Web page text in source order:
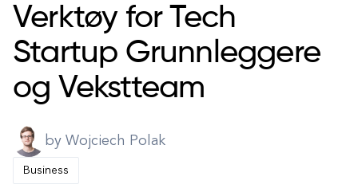
Verktøy for Tech
Startup Grunnleggere
og Vekstteam
by Wojciech Polak
Business